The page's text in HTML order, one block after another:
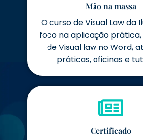
Mão na massa
O curso de Visual Law da
foco na aplicação
de Visual law no Word,
práticas, oficinas e
Certificado